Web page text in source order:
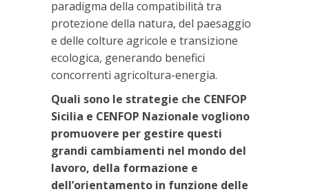
paradigma della compatibilità tra
protezione della natura, del paesaggio
e delle colture agricole e transizione
ecologica, generando benefici
concorrenti agricoltura-energia.
Quali sono le strategie che CENFOP
Sicilia e CENFOP Nazionale vogliono
promuovere per gestire questi
grandi cambiamenti nel mondo del
lavoro, della formazione e
dell’orientamento in funzione delle